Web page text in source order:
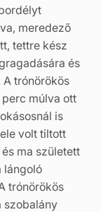
meredező
tettre kész
és
trónörökös
múlva ott
is
volt tiltott
ma született
lángoló
trónörökös
szobalány